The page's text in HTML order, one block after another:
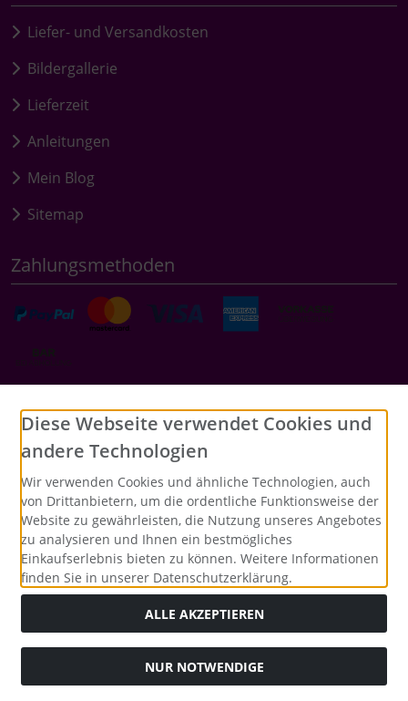
Liefer- und Versandkosten
Bildergallerie
Lieferzeit
Anleitungen
Mein Blog
Sitemap
Zahlungsmethoden
Social Media
Alle Preise inkl. gesetzl. MwSt. zzgl.Versandkosten
durchgestrichenen Preise entsprechen dem bisherigen Preis
Diese Webseite verwendet Cookies und
andere Technologien
Wir verwenden Cookies und ähnliche Technologien, auch
von Drittanbietern, um die ordentliche Funktionsweise der
Website zu gewährleisten, die Nutzung unseres Angebotes
zu analysieren und Ihnen ein bestmögliches
Einkaufserlebnis bieten zu können. Weitere Informationen
finden Sie in unserer Datenschutzerklärung.
ALLE AKZEPTIEREN
NUR NOTWENDIGE